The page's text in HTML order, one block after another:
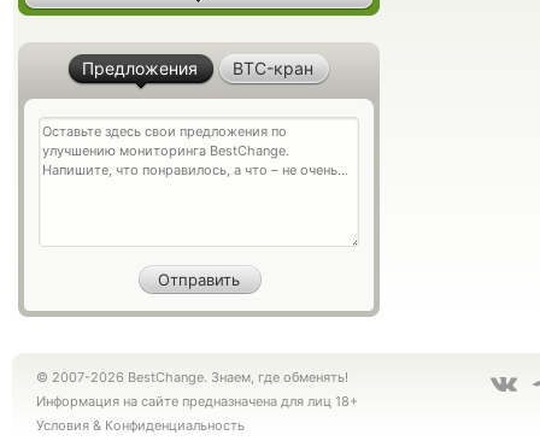
Предложения BTC-кран
© 2007-2026 BestChange. Знаем, где обменять!
Информация на сайте предназначена для лиц 18+
Условия & Конфиденциальность